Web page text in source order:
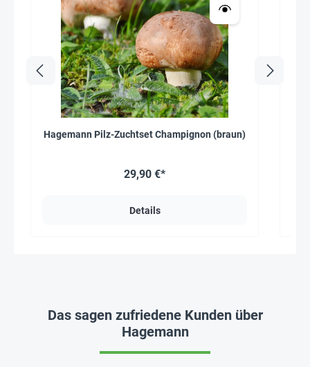
Hagemann Pilz-Zuchtset Champignon (braun)
29,90 €*
Details
Das sagen zufriedene Kunden über
Hagemann